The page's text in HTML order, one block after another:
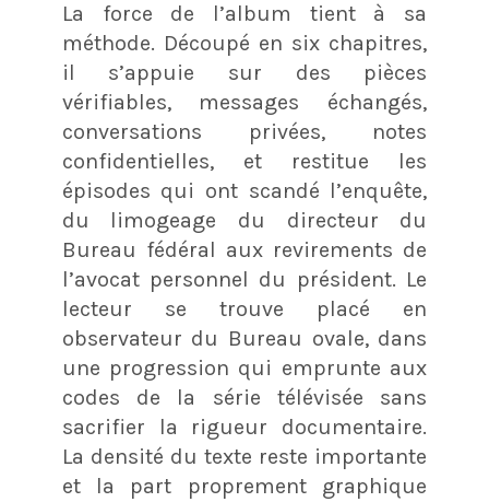
La force de l’album tient à sa
méthode. Découpé en six chapitres,
il s’appuie sur des pièces
vérifiables, messages échangés,
conversations privées, notes
confidentielles, et restitue les
épisodes qui ont scandé l’enquête,
du limogeage du directeur du
Bureau fédéral aux revirements de
l’avocat personnel du président. Le
lecteur se trouve placé en
observateur du Bureau ovale, dans
une progression qui emprunte aux
codes de la série télévisée sans
sacrifier la rigueur documentaire.
La densité du texte reste importante
et la part proprement graphique